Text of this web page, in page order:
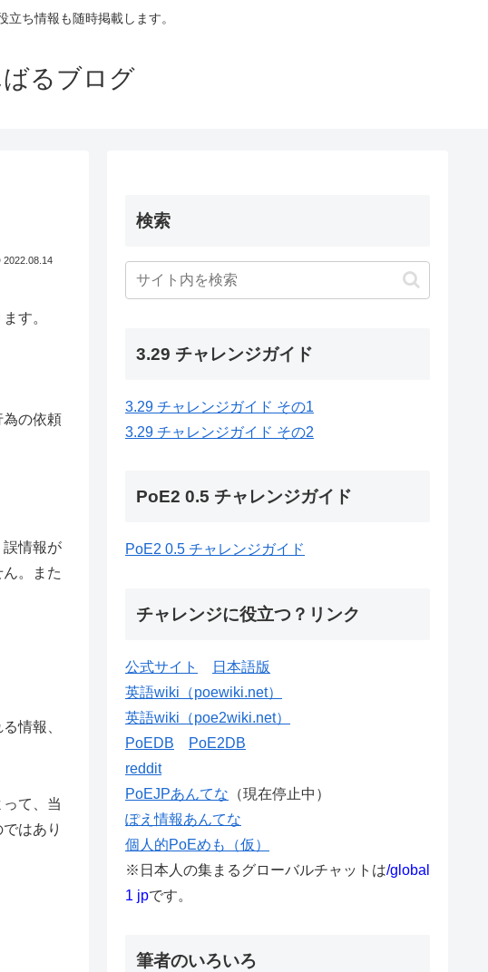
ち情報も随時掲載します。
るブログ
2022.08.14
す。
為の依頼
誤情報が
。また
情報、
て、当
はあり
検索
3.29 チャレンジガイド
3.29 チャレンジガイド その1
3.29 チャレンジガイド その2
PoE2 0.5 チャレンジガイド
PoE2 0.5 チャレンジガイド
チャレンジに役立つ？リンク
公式サイト
日本語版
英語wiki（poewiki.net）
英語wiki（poe2wiki.net）
PoEDB
PoE2DB
reddit
PoEJPあんてな （現在停止中）
ぽえ情報あんてな
個人的PoEめも（仮）
※日本人の集まるグローバルチャットは/global
1 jpです。
筆者のいろいろ